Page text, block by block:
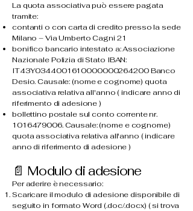
La quota associativa può essere pagata
tramite:
contanti o con carta di credito presso la sede
Milano – Via Umberto Cagni 21
bonifico bancario intestato a: Associazione
Nazionale Polizia di Stato IBAN:
IT43Y0344001610000000264200 Banco
Desio. Causale: (nome e cognome) quota
associativa relativa all'anno ( indicare anno di
riferimento di adesione )
bollettino postale sul conto corrente nr.
1016479006. Causale: (nome e cognome)
quota associativa relativa all'anno ( indicare
anno di riferimento di adesione )
📄 Modulo di adesione
Per aderire è necessario:
Scaricare il modulo di adesione disponibile di
seguito in formato Word (.doc/.docx) ( si trova